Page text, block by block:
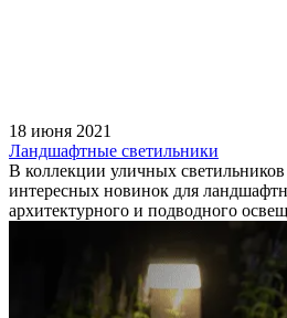
18 июня 2021
Ландшафтные светильники
В коллекции уличных
интересных новинок для
архитектурного и подводного